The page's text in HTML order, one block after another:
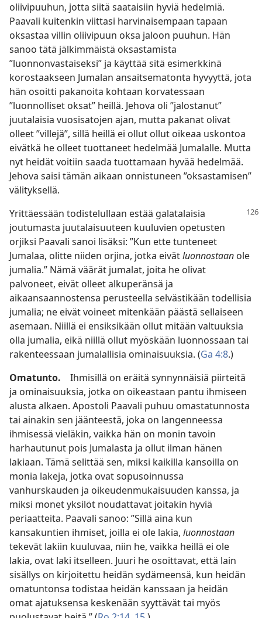
oliivipuuhun, jotta siitä saataisiin hyviä hedelmiä.
Paavali kuitenkin viittasi harvinaisempaan tapaan
oksastaa villin oliivipuun oksa jaloon puuhun. Hän
sanoo tätä jälkimmäistä oksastamista
”luonnonvastaiseksi” ja käyttää sitä esimerkkinä
korostaakseen Jumalan ansaitsematonta hyvyyttä, jota
hän osoitti pakanoita kohtaan korvatessaan
”luonnolliset oksat” heillä. Jehova oli ”jalostanut”
juutalaisia vuosisatojen ajan, mutta pakanat olivat
olleet ”villejä”, sillä heillä ei ollut ollut oikeaa uskontoa
eivätkä he olleet tuottaneet hedelmää Jumalalle. Mutta
nyt heidät voitiin saada tuottamaan hyvää hedelmää.
Jehova saisi tämän aikaan onnistuneen ”oksastamisen”
välityksellä.
Yrittäessään todistelullaan estää galatalaisia
joutumasta juutalaisuuteen kuuluvien opetusten
orjiksi Paavali sanoi lisäksi: ”Kun ette tunteneet
Jumalaa, olitte niiden orjina, jotka eivätluonnostaan ole
jumalia.” Nämä väärät jumalat, joita he olivat
palvoneet, eivät olleet alkuperänsä ja
aikaansaannostensa perusteella selvästikään todellisia
jumalia; ne eivät voineet mitenkään päästä sellaiseen
asemaan. Niillä ei ensiksikään ollut mitään valtuuksia
olla jumalia, eikä niillä ollut myöskään luonnossaan tai
rakenteessaan jumalallisia ominaisuuksia. (Ga 4:8.)
Omatunto. Ihmisillä on eräitä synnynnäisiä piirteitä
ja ominaisuuksia, jotka on oikeastaan pantu ihmiseen
alusta alkaen. Apostoli Paavali puhuu omastatunnosta
tai ainakin sen jäänteestä, joka on langenneessa
ihmisessä vieläkin, vaikka hän on monin tavoin
harhautunut pois Jumalasta ja ollut ilman hänen
lakiaan. Tämä selittää sen, miksi kaikilla kansoilla on
monia lakeja, jotka ovat sopusoinnussa
vanhurskauden ja oikeudenmukaisuuden kanssa, ja
miksi monet yksilöt noudattavat joitakin hyviä
periaatteita. Paavali sanoo: ”Sillä aina kun
kansakuntien ihmiset, joilla ei ole lakia, luonnostaan
tekevät lakiin kuuluvaa, niin he, vaikka heillä ei ole
lakia, ovat laki itselleen. Juuri he osoittavat, että lain
sisällys on kirjoitettu heidän sydämeensä, kun heidän
omatuntonsa todistaa heidän kanssaan ja heidän
omat ajatuksensa keskenään syyttävät tai myös